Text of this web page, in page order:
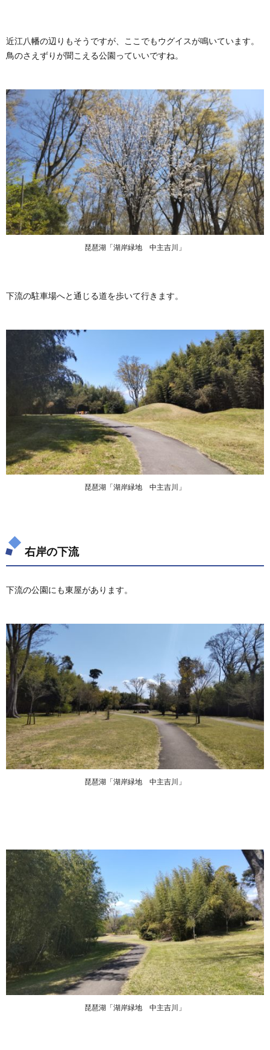
近江八幡の辺りもそうですが、ここでもウグイスが鳴いています。
鳥のさえずりが聞こえる公園っていいですね。
琵琶湖「湖岸緑地 中主吉川」
下流の駐車場へと通じる道を歩いて行きます。
琵琶湖「湖岸緑地 中主吉川」
右岸の下流
下流の公園にも東屋があります。
琵琶湖「湖岸緑地 中主吉川」
琵琶湖「湖岸緑地 中主吉川」